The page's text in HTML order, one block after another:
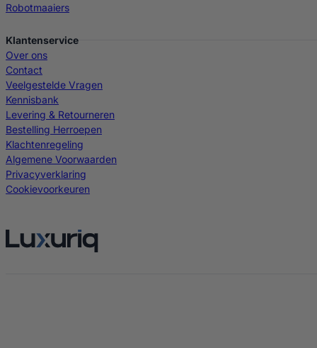
Robotmaaiers
Klantenservice
Over ons
Contact
Veelgestelde Vragen
Kennisbank
Levering & Retourneren
Bestelling Herroepen
Klachtenregeling
Algemene Voorwaarden
Privacyverklaring
Cookievoorkeuren